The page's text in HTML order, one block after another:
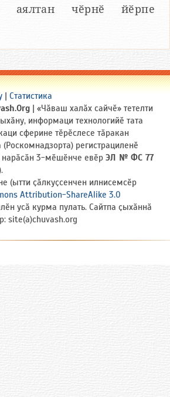
- аялтан чӗрнӗ йӗрпе
| Статистика
| «Чӑваш халӑх сайчӗ» тетелти
информаци технологийӗ тата
сферине тӗрӗслесе тӑракан
регистрациленӗ
нарӑсӑн 3-мӗшӗнче евӗр ЭЛ № ФС 77
(ытти ҫӑлкуҫсенчен илнисемсӗр
Attribution-ShareAlike 3.0
усӑ курма пулать. Сайтпа ҫыхӑннӑ
site(a)chuvash.org